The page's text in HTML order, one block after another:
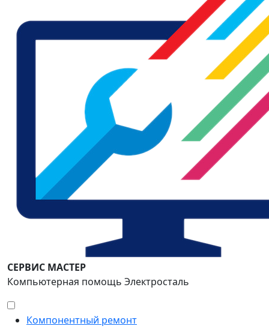
СЕРВИС МАСТЕР
Компьютерная помощь Электросталь
Компонентный ремонт